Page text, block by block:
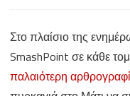
Στο πλαίσιο της
SmashPoint σε κάθε
παλαιότερη